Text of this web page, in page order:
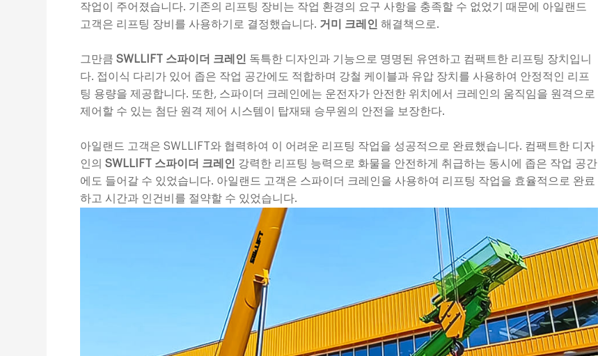
작업이 주어졌습니다. 기존의 리프팅 장비는 작업 환경의 요구 사항을 충족할 수 없었기 때문에 아일랜드
고객은 리프팅 장비를 사용하기로 결정했습니다. 거미 크레인 해결책으로.
그만큼 SWLLIFT 스파이더 크레인 독특한 디자인과 기능으로 명명된 유연하고 컴팩트한 리프팅 장치입니
다. 접이식 다리가 있어 좁은 작업 공간에도 적합하며 강철 케이블과 유압 장치를 사용하여 안정적인 리프
팅 용량을 제공합니다. 또한, 스파이더 크레인에는 운전자가 안전한 위치에서 크레인의 움직임을 원격으로
제어할 수 있는 첨단 원격 제어 시스템이 탑재돼 승무원의 안전을 보장한다.
아일랜드 고객은 SWLLIFT와 협력하여 이 어려운 리프팅 작업을 성공적으로 완료했습니다. 컴팩트한 디자
인의 SWLLIFT 스파이더 크레인 강력한 리프팅 능력으로 화물을 안전하게 취급하는 동시에 좁은 작업 공간
에도 들어갈 수 있었습니다. 아일랜드 고객은 스파이더 크레인을 사용하여 리프팅 작업을 효율적으로 완료
하고 시간과 인건비를 절약할 수 있었습니다.